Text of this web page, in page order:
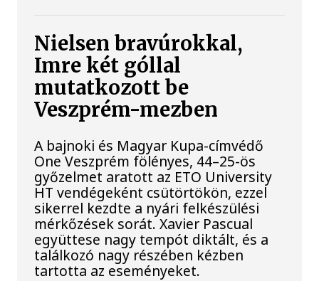
Nielsen bravúrokkal,
Imre két góllal
mutatkozott be
Veszprém-mezben
A bajnoki és Magyar Kupa-címvédő
One Veszprém fölényes, 44–25-ös
győzelmet aratott az ETO University
HT vendégeként csütörtökön, ezzel
sikerrel kezdte a nyári felkészülési
mérkőzések sorát. Xavier Pascual
együttese nagy tempót diktált, és a
találkozó nagy részében kézben
tartotta az eseményeket.